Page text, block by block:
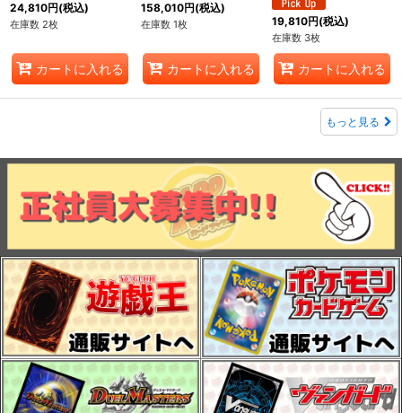
24,810円(税込)
在庫数 2枚
カートに入れる
158,010円(税込)
在庫数 1枚
カートに入れる
19,810円(税込)
在庫数 3枚
カートに入れる
もっと見る